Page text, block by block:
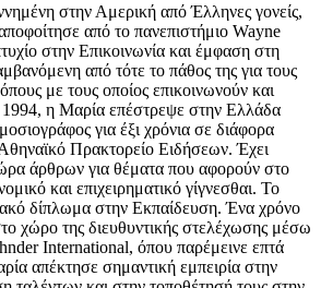
στην Αμερική από Έλληνες γονείς,
από το πανεπιστήμιο Wayne
στην Επικοινωνία και έμφαση στη
από τότε το πάθος της για τους
με τους οποίος επικοινωνούν και
1994, η Μαρία επέστρεψε στην Ελλάδα
για έξι χρόνια σε διάφορα
Πρακτορείο Ειδήσεων. Έχει
άρθρων για θέματα που αφορούν στο
και επιχειρηματικό γίγνεσθαι. Το
δίπλωμα στην Εκπαίδευση. Ένα χρόνο
χώρο της διευθυντικής στελέχωσης μέσω
International, όπου παρέμεινε επτά
απέκτησε σημαντική εμπειρία στην